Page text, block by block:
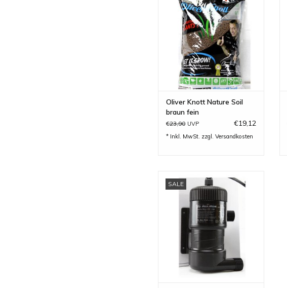
ZUM WARENKORB HINZUFÜGEN
Oliver Knott Nature Soil
braun fein
€23,90 UVP €19,12
* Inkl. MwSt. zzgl. Versandkosten
SALE
Keimfilter
ZUM WARENKORB HINZUFÜGEN